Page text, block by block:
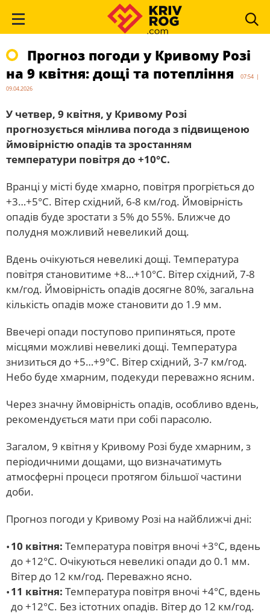
Прогноз погоди у Кривому Розі
на 9 квітня: дощі та потепління
07:54 |
09.04.2026
У четвер, 9 квітня, у Кривому Розі
прогнозується мінлива погода з підвищеною
ймовірністю опадів та зростанням
температури повітря до +10°С.
Вранці у місті буде хмарно, повітря прогріється до
+3…+5°С. Вітер східний, 6-8 км/год. Ймовірність
опадів буде зростати з 5% до 55%. Ближче до
полудня можливий невеликий дощ.
Вдень очікуються невеликі дощі. Температура
повітря становитиме +8…+10°С. Вітер східний, 7-8
км/год. Ймовірність опадів досягне 80%, загальна
кількість опадів може становити до 1.9 мм.
Ввечері опади поступово припиняться, проте
місцями можливі невеликі дощі. Температура
знизиться до +5…+9°С. Вітер східний, 3-7 км/год.
Небо буде хмарним, подекуди переважно ясним.
Через значну ймовірність опадів, особливо вдень,
рекомендується мати при собі парасолю.
Загалом, 9 квітня у Кривому Розі буде хмарним, з
періодичними дощами, що визначатимуть
атмосферні процеси протягом більшої частини
доби.
Прогноз погоди у Кривому Розі на найближчі дні:
10 квітня: Температура повітря вночі +3°С, вдень
до +12°С. Очікуються невеликі опади до 0.1 мм.
Вітер до 12 км/год. Переважно ясно.
11 квітня: Температура повітря вночі +4°С, вдень
до +12°С. Без істотних опадів. Вітер до 12 км/год.